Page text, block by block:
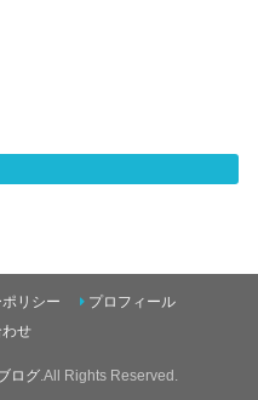
リシー
プロフィール
わせ
ログ.All Rights Reserved.